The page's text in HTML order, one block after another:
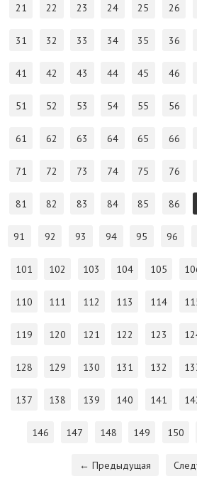
21 22 23 24 25 26
31 32 33 34 35 36
41 42 43 44 45 46
51 52 53 54 55 56
61 62 63 64 65 66
71 72 73 74 75 76
81 82 83 84 85 86
91 92 93 94 95 96
101 102 103 104 105
110 111 112 113 114
119 120 121 122 123
128 129 130 131 132
137 138 139 140 141
146 147 148 149 150
← Предыдущая